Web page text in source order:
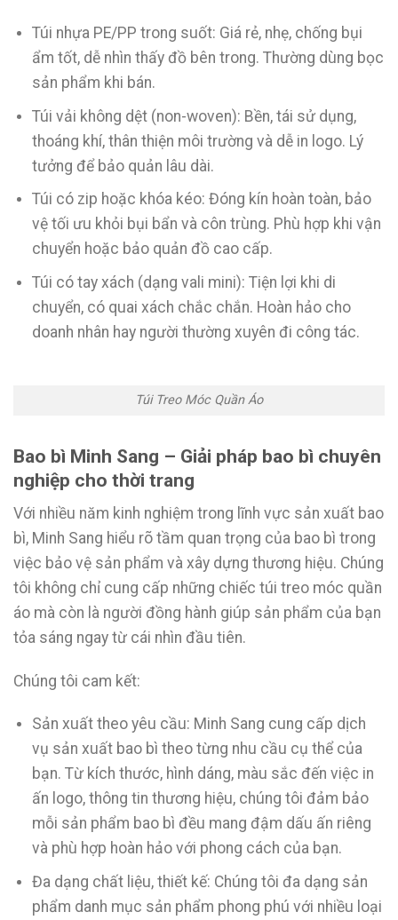
Túi nhựa PE/PP trong suốt: Giá rẻ, nhẹ, chống bụi
ẩm tốt, dễ nhìn thấy đồ bên trong. Thường dùng bọc
sản phẩm khi bán.
Túi vải không dệt (non-woven): Bền, tái sử dụng,
thoáng khí, thân thiện môi trường và dễ in logo. Lý
tưởng để bảo quản lâu dài.
Túi có zip hoặc khóa kéo: Đóng kín hoàn toàn, bảo
vệ tối ưu khỏi bụi bẩn và côn trùng. Phù hợp khi vận
chuyển hoặc bảo quản đồ cao cấp.
Túi có tay xách (dạng vali mini): Tiện lợi khi di
chuyển, có quai xách chắc chắn. Hoàn hảo cho
doanh nhân hay người thường xuyên đi công tác.
Túi Treo Móc Quần Áo
Bao bì Minh Sang – Giải pháp bao bì chuyên
nghiệp cho thời trang
Với nhiều năm kinh nghiệm trong lĩnh vực sản xuất bao
bì, Minh Sang hiểu rõ tầm quan trọng của bao bì trong
việc bảo vệ sản phẩm và xây dựng thương hiệu. Chúng
tôi không chỉ cung cấp những chiếc túi treo móc quần
áo mà còn là người đồng hành giúp sản phẩm của bạn
tỏa sáng ngay từ cái nhìn đầu tiên.
Chúng tôi cam kết:
Sản xuất theo yêu cầu: Minh Sang cung cấp dịch
vụ sản xuất bao bì theo từng nhu cầu cụ thể của
bạn. Từ kích thước, hình dáng, màu sắc đến việc in
ấn logo, thông tin thương hiệu, chúng tôi đảm bảo
mỗi sản phẩm bao bì đều mang đậm dấu ấn riêng
và phù hợp hoàn hảo với phong cách của bạn.
Đa dạng chất liệu, thiết kế: Chúng tôi đa dạng sản
phẩm danh mục sản phẩm phong phú với nhiều loại